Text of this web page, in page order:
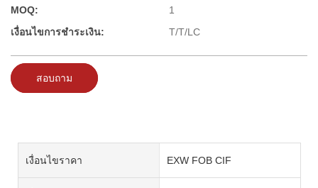
MOQ:
1
เงื่อนไขการชำระเงิน:
T/T/LC
สอบถาม
เงื่อนไขราคา EXW FOB CIF